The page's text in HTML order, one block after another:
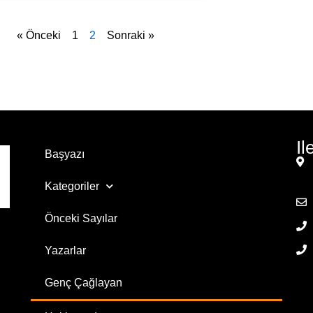
« Önceki 1 2 Sonraki »
Başyazı
Kategoriler
Önceki Sayılar
Yazarlar
Genç Çağlayan